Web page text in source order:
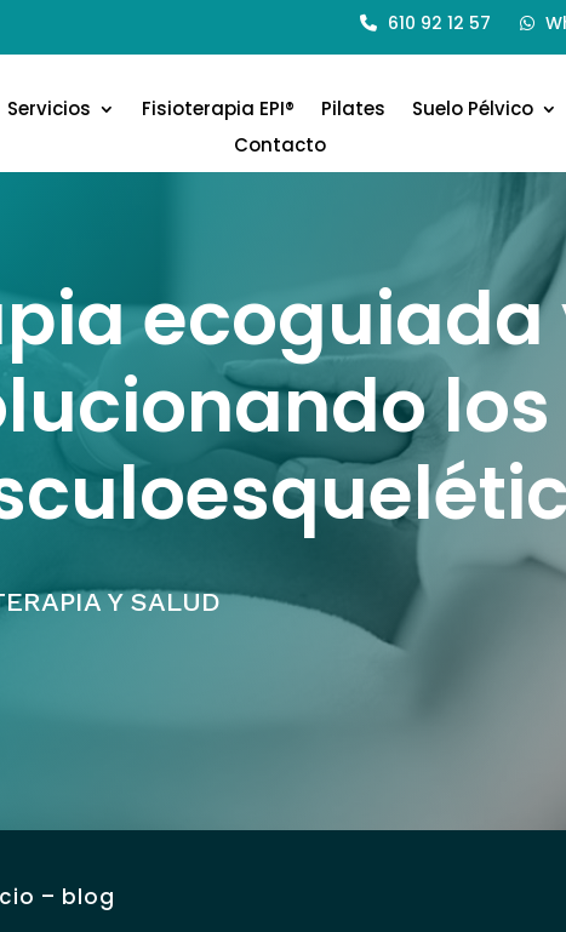
610 92 12 57
Servicios Fisioterapia EPI® Pilates Suelo Pélvico
Contacto
ecoguiada
los
Y SALUD
– blog